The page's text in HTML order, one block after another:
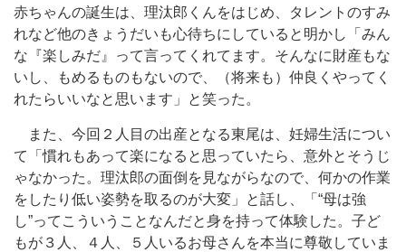
赤ちゃんの誕生は、理汰郎くんをはじめ、タレントのすみ
れなど他のきょうだいも心待ちにしていると明かし「みん
な『楽しみだ』って言ってくれてます。そんなに財産もな
いし、もめるものもないので、（将来も）仲良くやってく
れたらいいなと思います」と笑った。
また、今回２人目の出産となる東尾は、妊婦生活につい
て「慣れもあって楽になると思っていたら、意外とそうじ
ゃなかった。理汰郎の面倒を見ながらなので、何かの作業
をしたり低い姿勢を取るのが大変」と話し、「“母は強
し”ってこういうことなんだと身を持って体験した。子ど
もが３人、４人、５人いるお母さんを本当に尊敬していま